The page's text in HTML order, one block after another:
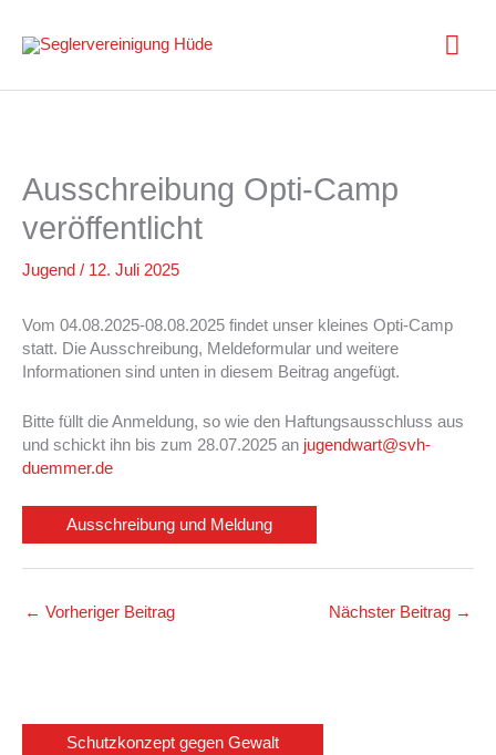
Inhalt
springen
Ausschreibung Opti-Camp
veröffentlicht
Jugend / 12. Juli 2025
Vom 04.08.2025-08.08.2025 findet unser kleines Opti-Camp
statt. Die Ausschreibung, Meldeformular und weitere
Informationen sind unten in diesem Beitrag angefügt.
Bitte füllt die Anmeldung, so wie den Haftungsausschluss aus
und schickt ihn bis zum 28.07.2025 an jugendwart@svh-
duemmer.de
Ausschreibung und Meldung
← Vorheriger Beitrag Nächster Beitrag →
Schutzkonzept gegen Gewalt